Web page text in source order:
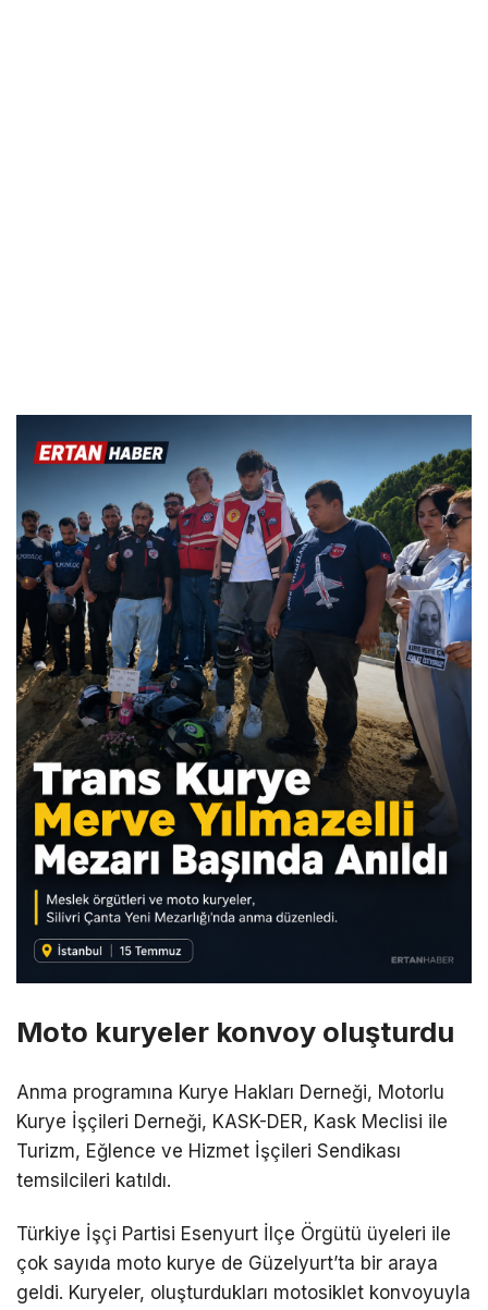
Moto kuryeler konvoy oluşturdu
Anma programına Kurye Hakları Derneği, Motorlu
Kurye İşçileri Derneği, KASK-DER, Kask Meclisi ile
Turizm, Eğlence ve Hizmet İşçileri Sendikası
temsilcileri katıldı.
Türkiye İşçi Partisi Esenyurt İlçe Örgütü üyeleri ile
çok sayıda moto kurye de Güzelyurt’ta bir araya
geldi. Kuryeler, oluşturdukları motosiklet konvoyuyla